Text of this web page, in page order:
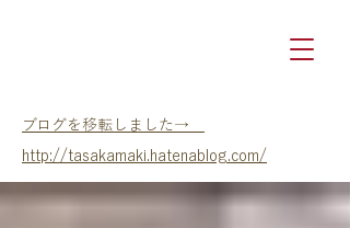
​ブログを移転しました→
http://tasakamaki.hatenablog.com/